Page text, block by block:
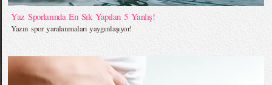
Yaz Sporlarında En Sık Yapılan 5 Yanlış!
Yazın spor yaralanmaları yaygınlaşıyor!